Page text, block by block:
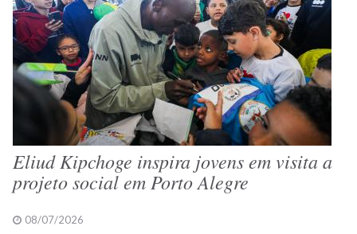
Eliud Kipchoge inspira jovens em visita a
projeto social em Porto Alegre
08/07/2026